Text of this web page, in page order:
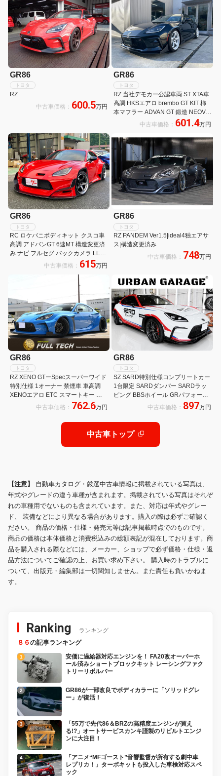
GR86
トヨタ
RZ
中古車価格： 600.5万円
GR86
トヨタ
RZ 当社デモカー公認車両 ST XTA車
高調 HKSエアロ brembo GT KIT 柿
本マフラー ADVAN GT 鍛造 NEOVA
AD09 ALPINE 9型ナビ RECARO2脚
中古車価格： 601.4万円
GR86
トヨタ
RC ロケバニボディキット クスコ車
高調 アドバンGT 6速MT 構造変更済
み ナビ フルセグ バックカメラ LED
ヘッドライト中古車価格： 615万円
GR86
トヨタ
RZ PANDEM Ver1.5|ideal4独エアサ
ス|構造変更済み
中古車価格： 748万円
GR86
トヨタ
RZ XENO GTーSpecスーパーワイド
特別仕様 1オーナー 禁煙車 車高調
XENOエアロ ETC スマートキー 純
正メモリーナビ フルセグTV LEDヘ
ッドライト 18インチAW ドライブレ
中古車価格： 762.6万円
GR86
トヨタ
SZ SARD特別仕様コンプリートカー
1台限定 SARDダンパー SARDラッ
ピング BBSホイール GRパフォーマ
ンスソフトウェア書換済み
中古車価格： 897万円
中古車トップ
【注意】 自動車カタログ・厳選中古車情報に掲載されている写真は、
年式やグレードの違う車種が含まれます。掲載されている写真はそれぞ
れの車種用でないものも含まれています。また、対応は年式やグレー
ド、 装備などにより異なる場合があります。購入の際は必ずご確認く
ださい。 商品の価格・仕様・発売元等は記事掲載時点でのものです。
商品の価格は本体価格と消費税込みの総額表記が混在しております。商
品を購入される際などには、メーカー、ショップで必ず価格・仕様・返
品方法についてご確認の上、お買い求め下さい。 購入時のトラブルに
ついて、出版元・編集部は一切関知しません。また責任も負いかねま
す。
Ranking ランキング
８６の記事ランキング
安価に過給器対応エンジンを！ FA20改オーバーホ
ール済みショートブロックキット レーシングファク
トリーリボルバー
GR86が一部改良でボディカラーに「ソリッドグレ
ー」が復活！
「55万で先代86＆BRZの高精度エンジンが買え
る!?」オートサービスカンキ謹製のリビルトエンジ
ンに大注目！
「アニメ“MFゴースト”音響監督が所有する劇中車
レプリカ！」ターボキットも投入した車検対応スペ
ック